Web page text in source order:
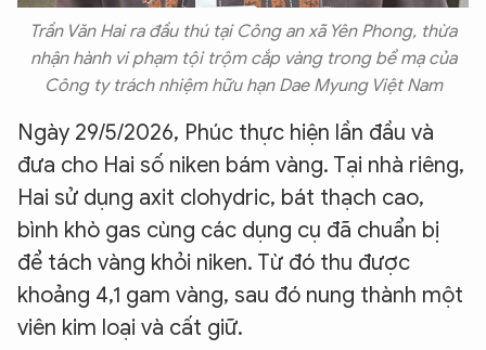
Trần Văn Hai ra đầu thú tại Công an xã Yên Phong, thừa
nhận hành vi phạm tội trộm cắp vàng trong bể mạ của
Công ty trách nhiệm hữu hạn Dae Myung Việt Nam
Ngày 29/5/2026, Phúc thực hiện lần đầu và
đưa cho Hai số niken bám vàng. Tại nhà riêng,
Hai sử dụng axit clohydric, bát thạch cao,
bình khò gas cùng các dụng cụ đã chuẩn bị
để tách vàng khỏi niken. Từ đó thu được
khoảng 4,1 gam vàng, sau đó nung thành một
viên kim loại và cất giữ.